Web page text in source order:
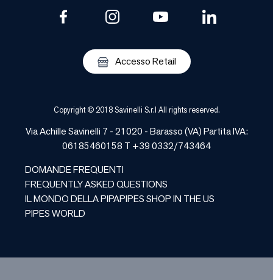
Accesso Retail
Copyright © 2018 Savinelli S.r.l All rights reserved.
Via Achille Savinelli 7 - 21020 -Barasso(VA) Partita IVA:
06185460158 T +39 0332/743464
DOMANDE FREQUENTI
FREQUENTLY ASKED QUESTIONS
IL MONDO DELLA PIPAPIPES SHOP IN THE US
PIPES WORLD